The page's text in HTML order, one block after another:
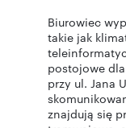
Biurowiec
takie jak
postojowe
przy ul. Jana
znajdują się